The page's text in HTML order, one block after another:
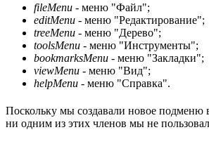
fileMenu - меню "Файл";
editMenu - меню "Редактирование";
treeMenu - меню "Дерево";
toolsMenu - меню "Инструменты";
bookmarksMenu - меню "Закладки";
viewMenu - меню "Вид";
helpMenu - меню "Справка".
Поскольку мы создавали новое подменю
ни одним из этих членов мы не